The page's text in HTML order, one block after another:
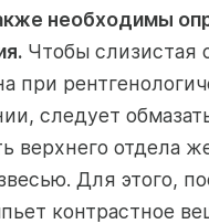
необходимы
Чтобы слизистая
при
следует
верхнего отдела
Для этого,
контрастное